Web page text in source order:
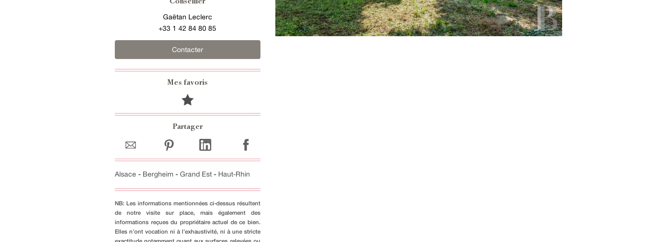
Conseiller
Gaëtan Leclerc
+33 1 42 84 80 85
Contacter
Mes favoris
Partager
Alsace - Bergheim - Grand Est - Haut-Rhin
NB: Les informations mentionnées ci-dessus résultent
de notre visite sur place, mais également des
informations reçues du propriétaire actuel de ce bien.
Elles n’ont vocation ni à l’exhaustivité, ni à une stricte